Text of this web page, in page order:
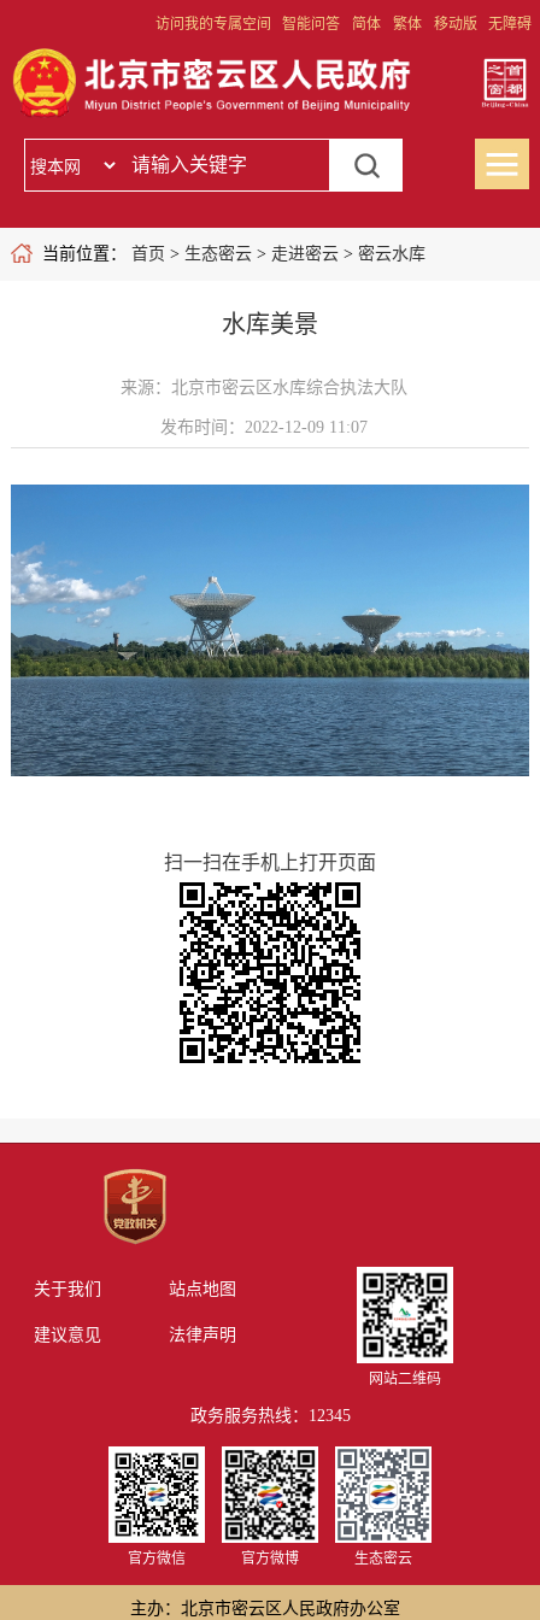
访问我的专属空间 智能问答 简体 繁体 移动版 无障碍
当前位置： 首页 > 生态密云> 走进密云> 密云水库
水库美景
来源：北京市密云区水库综合执法大队
发布时间：2022-12-09 11:07
扫一扫在手机上打开页面
关于我们 站点地图
建议意见 法律声明
网站二维码
政务服务热线：12345
官方微信 官方微博 生态密云
主办：北京市密云区人民政府办公室